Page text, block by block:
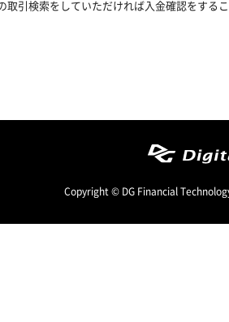
取引検索をしていただければ入金確認をする
Copyright © DG Financial